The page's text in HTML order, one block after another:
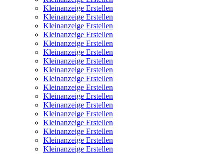
Kleinanzeige Erstellen
Kleinanzeige Erstellen
Kleinanzeige Erstellen
Kleinanzeige Erstellen
Kleinanzeige Erstellen
Kleinanzeige Erstellen
Kleinanzeige Erstellen
Kleinanzeige Erstellen
Kleinanzeige Erstellen
Kleinanzeige Erstellen
Kleinanzeige Erstellen
Kleinanzeige Erstellen
Kleinanzeige Erstellen
Kleinanzeige Erstellen
Kleinanzeige Erstellen
Kleinanzeige Erstellen
Kleinanzeige Erstellen